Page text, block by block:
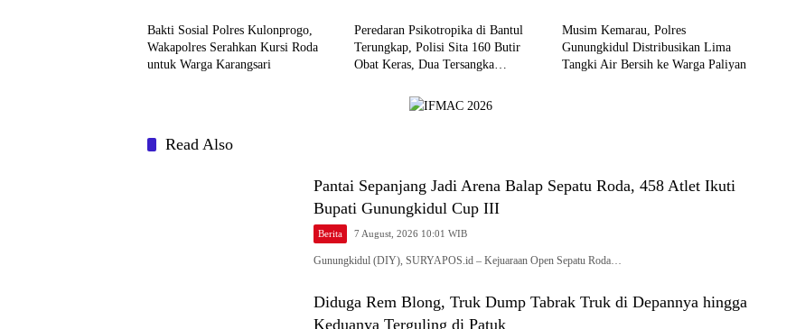
Bakti Sosial Polres Kulonprogo,
Wakapolres Serahkan Kursi Roda
untuk Warga Karangsari
Peredaran Psikotropika di Bantul
Terungkap, Polisi Sita 160 Butir
Obat Keras, Dua Tersangka
Musim Kemarau, Polres
Gunungkidul Distribusikan Lima
Tangki Air Bersih ke Warga Paliyan
Read Also
Pantai Sepanjang Jadi Arena Balap Sepatu Roda, 458 Atlet Ikuti
Bupati Gunungkidul Cup III
Berita 7 August, 2026 10:01 WIB
Gunungkidul (DIY), SURYAPOS.id – Kejuaraan Open Sepatu Roda…
Diduga Rem Blong, Truk Dump Tabrak Truk di Depannya hingga
Keduanya Terguling di Patuk